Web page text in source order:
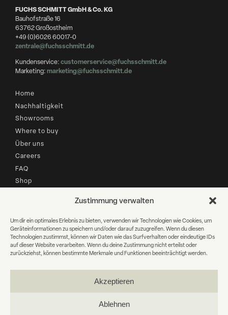
Zustimmung verwalten
Um dir ein optimales Erlebnis zu bieten, verwenden wir Technologien wie Cookies, um
Geräteinformationen zu speichern und/oder darauf zuzugreifen. Wenn du diesen
Technologien zustimmst, können wir Daten wie das Surfverhalten oder eindeutige IDs
auf dieser Website verarbeiten. Wenn du deine Zustimmung nicht erteilst oder
zurückziehst, können bestimmte Merkmale und Funktionen beeinträchtigt werden.
Akzeptieren
Ablehnen
FUCHS SCHMITT GmbH & Co. KG
Bauhofstraße 16
63762 Großostheim
+49 (0)6026 60017-0
zentrale@fuchsschmitt.de
Kundenservice:customerservice@fuchsschmitt.de
Marketing:marketing@fuchsschmitt.de
Home
Nachhaltigkeit
Showrooms
Where to buy
Über uns
Careers
FAQ
Shop
Newsletter Anmeldung
E-
Mail